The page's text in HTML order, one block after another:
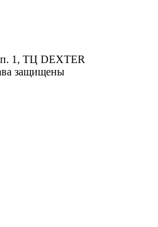
1, ТЦ DEXTER
защищены